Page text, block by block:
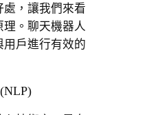
處，讓我們來看
。聊天機器人
戶進行有效的